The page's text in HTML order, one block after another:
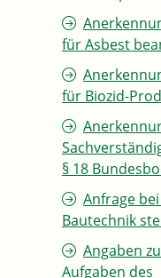
für Asbest
für Biozid-
§ 18
Anfrage
Bautechnik
Angaben
Aufgaben des